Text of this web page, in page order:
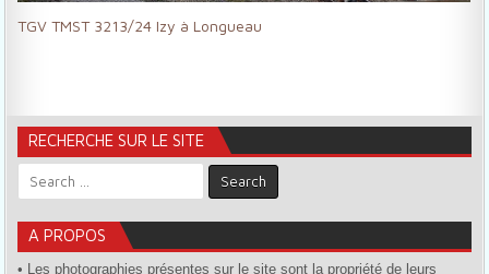
TGV TMST 3213/24 Izy à Longueau
RECHERCHE SUR LE SITE
Search for:
A PROPOS
• Les photographies présentes sur le site sont la propriété de leurs